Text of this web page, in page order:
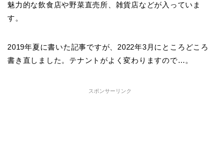
魅力的な飲食店や野菜直売所、雑貨店などが入っていま
す。
2019年夏に書いた記事ですが、2022年3月にところどころ
書き直しました。テナントがよく変わりますので…。
スポンサーリンク